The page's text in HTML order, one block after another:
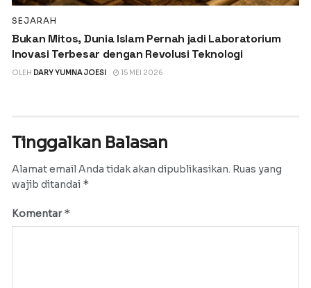
SEJARAH
Bukan Mitos, Dunia Islam Pernah jadi Laboratorium
Inovasi Terbesar dengan Revolusi Teknologi
OLEH DARY YUMNA JOESI 15 MEI 2026
Tinggalkan Balasan
Alamat email Anda tidak akan dipublikasikan. Ruas yang
wajib ditandai *
Komentar*